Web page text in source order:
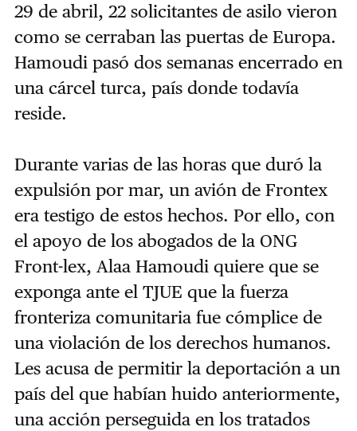
29 de abril, 22 solicitantes de asilo vieron
como se cerraban las puertas de Europa.
Hamoudi pasó dos semanas encerrado en
una cárcel turca, país donde todavía
reside.
Durante varias de las horas que duró la
expulsión por mar, un avión de Frontex
era testigo de estos hechos. Por ello, con
el apoyo de los abogados de la ONG
Front-lex, Alaa Hamoudi quiere que se
exponga ante el TJUE que la fuerza
fronteriza comunitaria fue cómplice de
una violación de los derechos humanos.
Les acusa de permitir la deportación a un
país del que habían huido anteriormente,
una acción perseguida en los tratados